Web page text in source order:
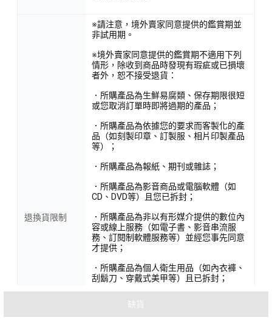
缺貨
退換貨限制
※請注意，境外賣家同意提供的鑑賞期並
非試用期。
※境外賣家同意提供的鑑賞期不適用下列
情形，除收到商品時發現有瑕疵或已損壞
者外，恕不接受退貨：
．所購產品為生鮮易腐類、保存期限很短
或您取消訂單時即將過期的產品；
．所購產品為依據您的要求而客製化的產
品（如刻製印章、訂製服、相片印製產品
等）；
．所購產品為報紙、期刊或雜誌；
．所購產品為影音商品或電腦軟體（如
CD、DVD等）且您已拆封；
．所購產品為非以有形媒介提供的數位內
容或線上服務（如電子書、影音串流服
務、訂閱制軟體服務等）並經您事先同意
才提供；
．所購產品為個人衛生用品（如內衣褲、
刮鬍刀、穿戴式美甲等）且已拆封；
院判決不適用鑑賞期的任何其他情況。